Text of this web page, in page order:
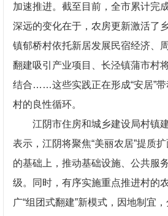
加速推进。截至目前，全市累计完
深远的变化在于，农房更新激活
镇郁桥村依托新居发展民宿经济、
翻建吸引产业项目、长泾镇蒲市村
结合……这些实践正在形成“安居”带
村的良性循环。
江阴市住房和城乡建设局村镇
表示，江阴将聚焦“美丽农居”提质
的基础上，推动基础设施、公共服
级。同时，有序实施重点推进村的
广“组团式翻建”新模式，因地制宜